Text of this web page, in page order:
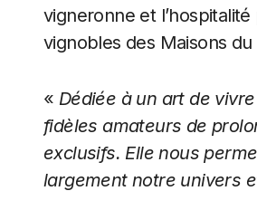
vigneronne et
vignobles des Maisons
« Dédiée à un art de
fidèles amateurs de
exclusifs. Elle nous
largement notre univers